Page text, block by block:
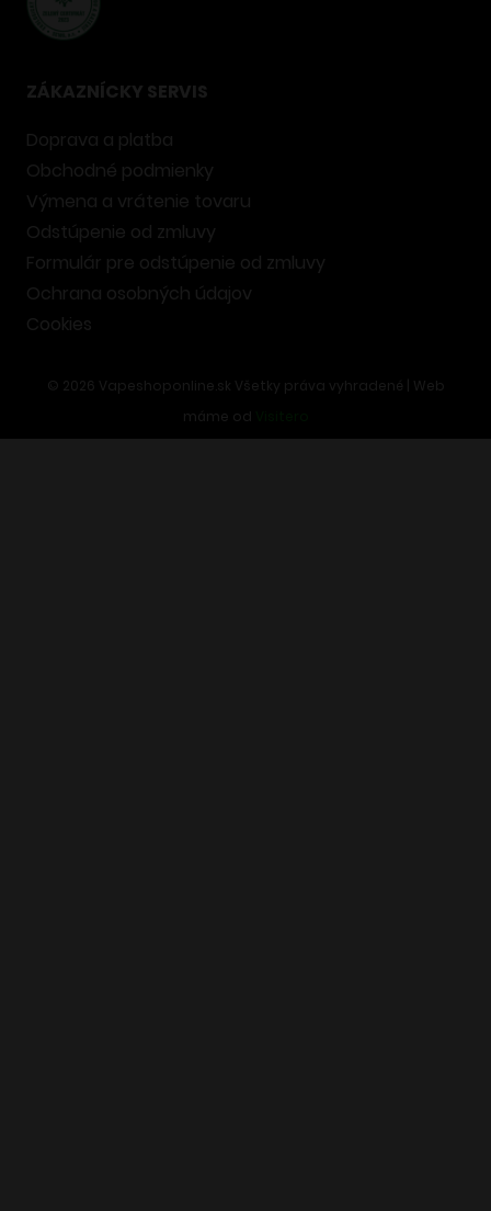
ZÁKAZNÍCKY SERVIS
Doprava a platba
Obchodné podmienky
Výmena a vrátenie tovaru
Odstúpenie od zmluvy
Formulár pre odstúpenie od zmluvy
Ochrana osobných údajov
Cookies
© 2026
Vapeshoponline.sk Všetky práva vyhradené | Web
máme od